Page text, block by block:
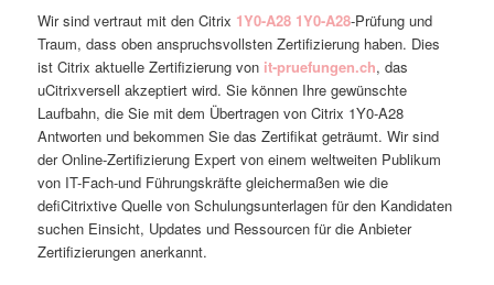
Wir sind vertraut mit den Citrix 1Y0-A28 1Y0-A28-Prüfung und
Traum, dass oben anspruchsvollsten Zertifizierung haben. Dies
ist Citrix aktuelle Zertifizierung von it-pruefungen.ch, das
uCitrixversell akzeptiert wird. Sie können Ihre gewünschte
Laufbahn, die Sie mit dem Übertragen von Citrix 1Y0-A28
Antworten und bekommen Sie das Zertifikat geträumt. Wir sind
der Online-Zertifizierung Expert von einem weltweiten Publikum
von IT-Fach-und Führungskräfte gleichermaßen wie die
defiCitrixtive Quelle von Schulungsunterlagen für den Kandidaten
suchen Einsicht, Updates und Ressourcen für die Anbieter
Zertifizierungen anerkannt.